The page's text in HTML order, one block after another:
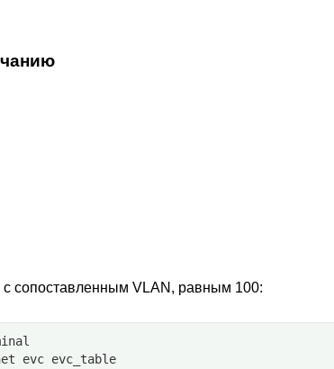
сопоставленным VLAN, равным 100:
evc evc_table